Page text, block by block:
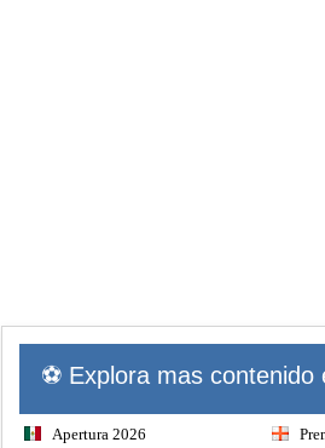
⚽ Explora mas contenido
Apertura 2026